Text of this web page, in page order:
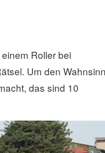
Roller bei
Um den
das sind 10